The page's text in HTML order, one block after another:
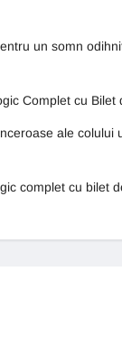
un somn
Complet cu Bilet
ale colului
complet cu bilet